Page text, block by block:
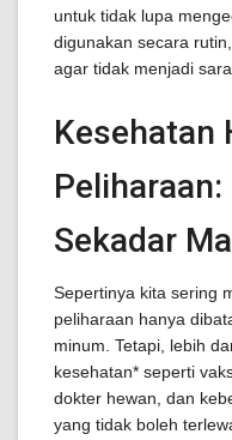
untuk tidak lupa
digunakan secara
agar tidak menjadi
Kesehatan
Sekadar
Sepertinya kita sering
peliharaan hanya
minum. Tetapi, lebih
kesehatan* seperti
dokter hewan, dan
yang tidak boleh